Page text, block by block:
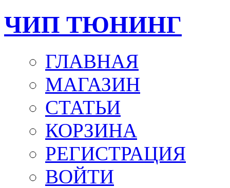
ЧИП ТЮНИНГ
ГЛАВНАЯ
МАГАЗИН
СТАТЬИ
КОРЗИНА
РЕГИСТРАЦИЯ
ВОЙТИ